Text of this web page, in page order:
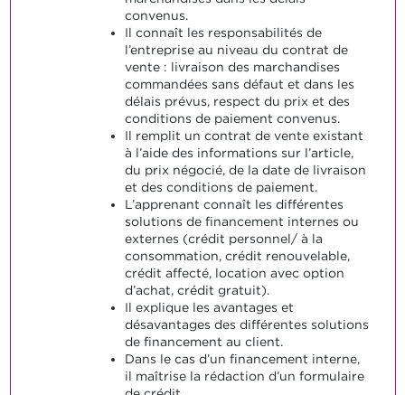
convenus.
Il connaît les responsabilités de
l’entreprise au niveau du contrat de
vente : livraison des marchandises
commandées sans défaut et dans les
délais prévus, respect du prix et des
conditions de paiement convenus.
Il remplit un contrat de vente existant
à l’aide des informations sur l’article,
du prix négocié, de la date de livraison
et des conditions de paiement.
L’apprenant connaît les différentes
solutions de financement internes ou
externes (crédit personnel/ à la
consommation, crédit renouvelable,
crédit affecté, location avec option
d’achat, crédit gratuit).
Il explique les avantages et
désavantages des différentes solutions
de financement au client.
Dans le cas d’un financement interne,
il maîtrise la rédaction d’un formulaire